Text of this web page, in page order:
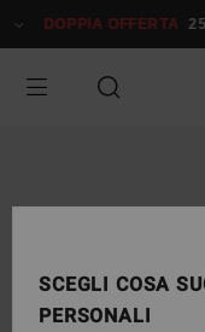
alle
prodotto
DOPPIA OFFERTA
SCEGLI COSA
PERSONALI